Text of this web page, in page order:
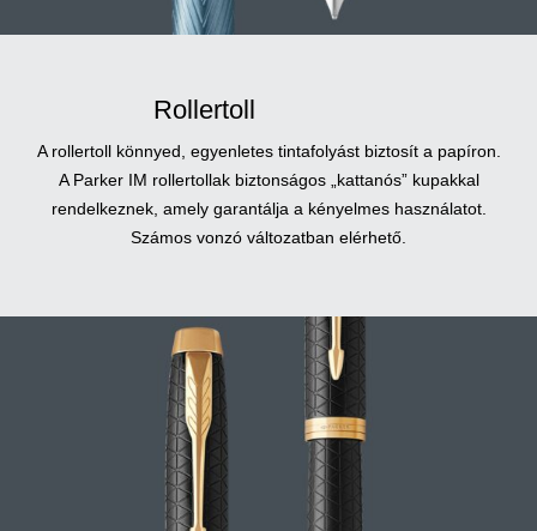
Rollertoll
A rollertoll könnyed, egyenletes tintafolyást biztosít a papíron.
A Parker IM rollertollak biztonságos „kattanós” kupakkal
rendelkeznek, amely garantálja a kényelmes használatot.
Számos vonzó változatban elérhető.